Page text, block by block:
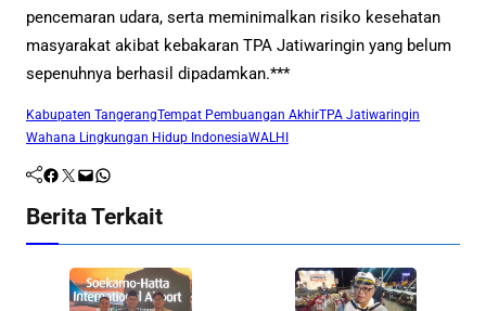
pencemaran udara, serta meminimalkan risiko kesehatan
masyarakat akibat kebakaran TPA Jatiwaringin yang belum
sepenuhnya berhasil dipadamkan.***
Kabupaten TangerangTempat Pembuangan AkhirTPA Jatiwaringin
Wahana Lingkungan Hidup IndonesiaWALHI
Facebook Twitter Mail WhatsApp
Berita Terkait